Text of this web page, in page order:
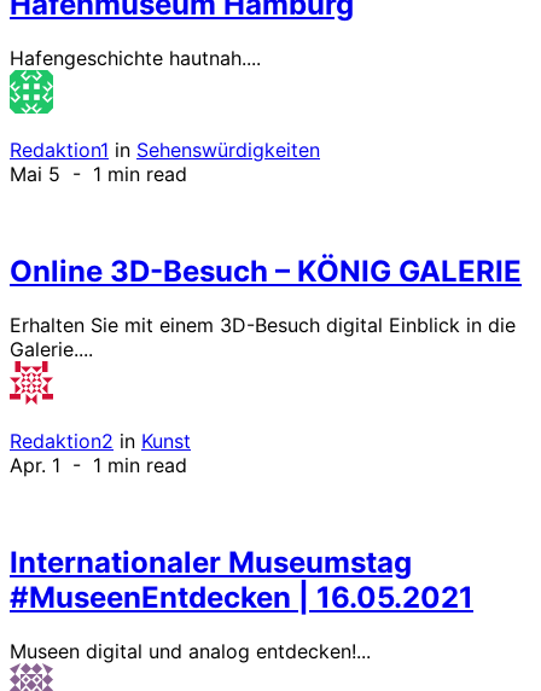
Hafengeschichte hautnah....
Redaktion1 in Sehenswürdigkeiten
Mai 5 - 1 min read
Online 3D-Besuch – KÖNIG GALERIE
Erhalten Sie mit einem 3D-Besuch digital Einblick in die
Galerie....
Redaktion2 in Kunst
Apr. 1 - 1 min read
Internationaler Museumstag
#MuseenEntdecken | 16.05.2021
Museen digital und analog entdecken!...